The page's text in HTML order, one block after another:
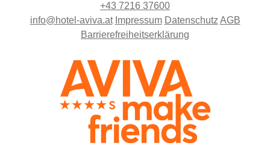
+43 7216 37600
info@hotel-aviva.at Impressum Datenschutz AGB
Barrierefreiheitserklärung